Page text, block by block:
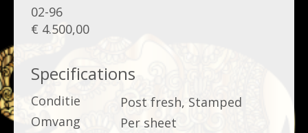
02-96
€ 4.500,00
Specifications
Conditie
Post fresh, Stamped
Omvang
Per sheet